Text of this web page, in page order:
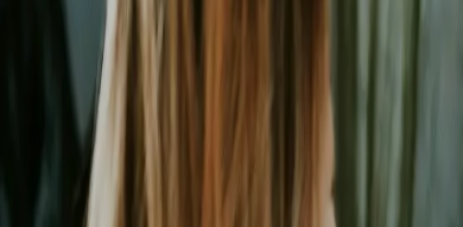
Adres email *
Numer telefonu *
* Wymagane pola
Wyślij zapytanie
Bez zobowiązań. Odpowiadamy w ciągu 24 godzin.